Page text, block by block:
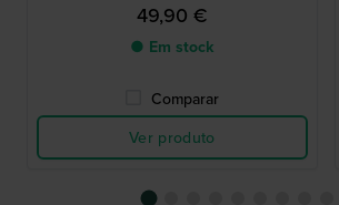
49,90 €
● Em stock
Comparar
Ver produto